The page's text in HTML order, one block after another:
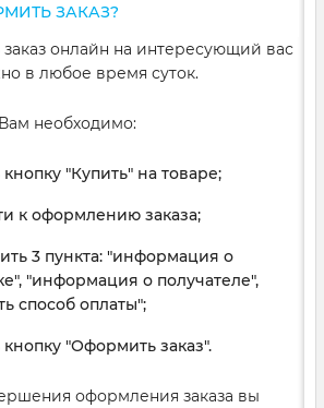
ЗАКАЗ?
онлайн на интересующий вас
в любое время суток.
необходимо:
"Купить" на товаре;
к оформлению заказа;
3 пункта: "информация о
"информация о получателе",
способ оплаты";
"Оформить заказ".
оформления заказа вы